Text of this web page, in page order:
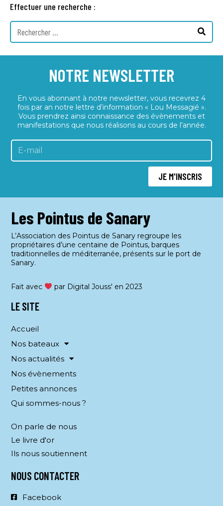
Effectuer une recherche :
NOTRE NEWSLETTER
En vous abonnant à notre newsletter, vous recevrez 4
fois par an notre lettre d’information « Lou Messagié ».
Vous prendrez ainsi connaissance des évènements et
manifestations que nous réalisons au cours de l’année.
JE M'INSCRIS
Les Pointus de Sanary
L’Association des Pointus de Sanary regroupe les
propriétaires d’une centaine de Pointus, barques
traditionnelles de méditerranée, présents sur le port de
Sanary.
Fait avec par Digital Jouss' en 2023
LE SITE
Accueil
Nos bateaux
Nos actualités
Nos évènements
Petites annonces
Qui sommes-nous ?
On parle de nous
Le livre d'or
Ils nous soutiennent
NOUS CONTACTER
Facebook